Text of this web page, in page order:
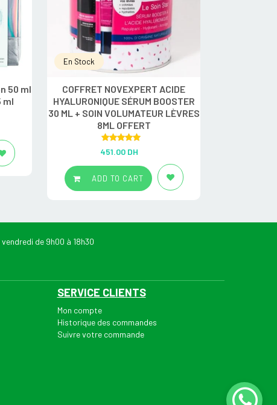
50 ml
ml
En Stock
COFFRET NOVEXPERT ACIDE
HYALURONIQUE SÉRUM BOOSTER
30 ML + SOIN VOLUMATEUR LÈVRES
8ML OFFERT
Rated 5.00
out of 5
451.00 DH
ADD TO CART
de 9h00 à 18h30
SERVICE CLIENTS
Mon compte
Historique des commandes
Suivre votre commande